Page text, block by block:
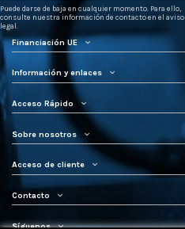
Puede darse de baja en cualquier momento. Para ello,
consulte nuestra información de contacto en el aviso
legal.
Financiación UE
Información y enlaces
Acceso Rápido
Sobre nosotros
Acceso de cliente
Contacto
Síguenos